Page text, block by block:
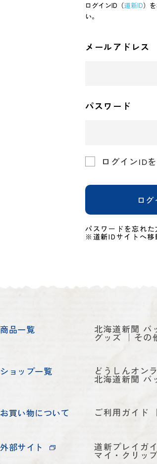
ログインID（道新ID）
い。
メールアドレス
パスワード
ログインID
ロ
パスワードを忘れた
※道新IDサイトへ移
商品一覧 北海道新聞 バ
グッズ その
ショップ一覧 どうしんオン
北海道新聞 バ
お買い物について ご利用ガイド
外部サイト 道新プレイガ
マイ・クリッ